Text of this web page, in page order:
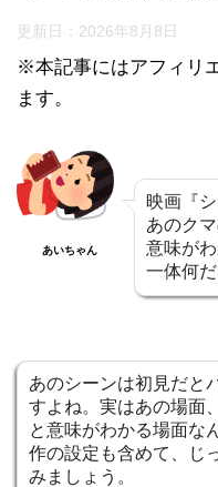
更新日： 2026年8月8日
※本記事にはアフィリ
ます。
あいちゃん
映画『
あのク
意味が
一体何
あのシーンは初見だと
すよね。実はあの場面
と意味がわかる場面な
作の設定も含めて、じ
みましょう。